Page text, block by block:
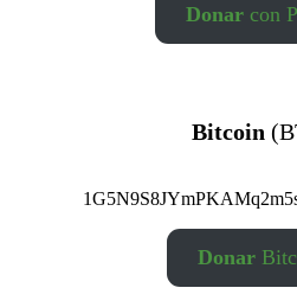
Donarcon
Bitcoin
Donar